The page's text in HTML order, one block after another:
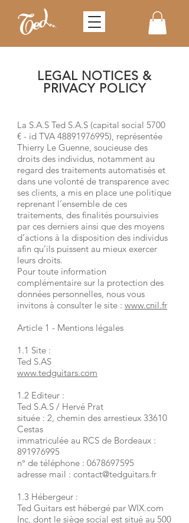
LEGAL NOTICES &
PRIVACY POLICY
La S.A.S Ted S.A.S (capital social 5700
€ - id TVA 48891976995), représentée
Thierry Le Guenne, soucieuse des
droits des individus, notamment au
regard des traitements automatisés et
dans une volonté de transparence avec
ses clients, a mis en place une politique
reprenant l’ensemble de ces
traitements, des finalités poursuivies
par ces derniers ainsi que des moyens
d’actions à la disposition des individus
afin qu’ils puissent au mieux exercer
leurs droits.
Pour toute information
complémentaire sur la protection des
données personnelles, nous vous
invitons à consulter le site : www.cnil.fr
Article 1 - Mentions légales
1.1 Site :
Ted S.AS
www.tedguitars.com
1.2 Editeur :
Ted S.A.S / Hervé Prat
située : 2, chemin des arrestieux 33610
Cestas
immatriculée au RCS de Bordeaux :
891976995
n° de téléphone : 0678697595
adresse mail : contact@tedguitars.fr
1.3 Hébergeur :
Ted Guitars est hébergé par WIX.com
Inc, dont le siège social est situé au 500